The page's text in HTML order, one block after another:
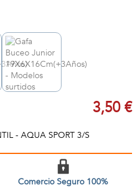
3,50 €
- AQUA SPORT 3/S
Comercio Seguro 100%